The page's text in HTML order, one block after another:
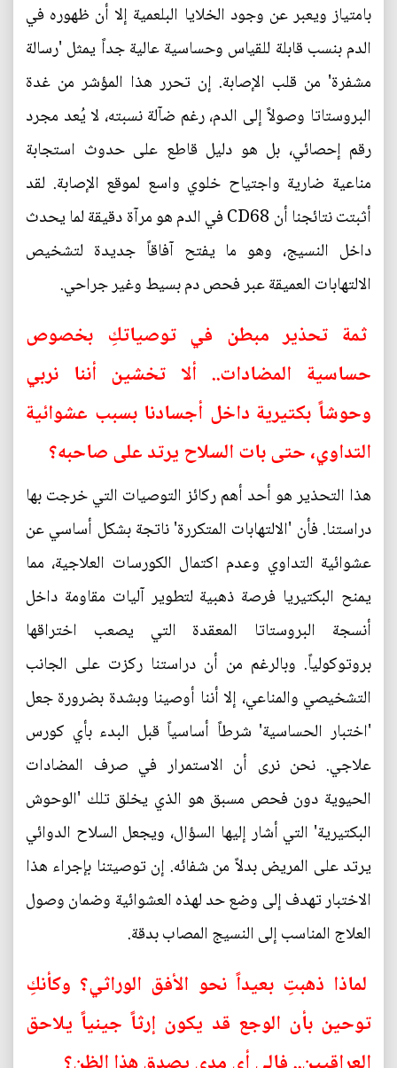
بامتياز ويعبر عن وجود الخلايا البلعمية إلا أن ظهوره في
الدم بنسب قابلة للقياس وحساسية عالية جداً يمثل 'رسالة
مشفرة' من قلب الإصابة. إن تحرر هذا المؤشر من غدة
البروستاتا وصولاً إلى الدم، رغم ضآلة نسبته، لا يُعد مجرد
رقم إحصائي، بل هو دليل قاطع على حدوث استجابة
مناعية ضارية واجتياح خلوي واسع لموقع الإصابة. لقد
أثبتت نتائجنا أن CD68 في الدم هو مرآة دقيقة لما يحدث
داخل النسيج، وهو ما يفتح آفاقاً جديدة لتشخيص
الالتهابات العميقة عبر فحص دم بسيط وغير جراحي.
ثمة تحذير مبطن في توصياتكِ بخصوص
حساسية المضادات.. ألا تخشين أننا نربي
وحوشاً بكتيرية داخل أجسادنا بسبب عشوائية
التداوي، حتى بات السلاح يرتد على صاحبه؟
هذا التحذير هو أحد أهم ركائز التوصيات التي خرجت بها
دراستنا. فأن 'الالتهابات المتكررة' ناتجة بشكل أساسي عن
عشوائية التداوي وعدم اكتمال الكورسات العلاجية، مما
يمنح البكتيريا فرصة ذهبية لتطوير آليات مقاومة داخل
أنسجة البروستاتا المعقدة التي يصعب اختراقها
بروتوكولياً. وبالرغم من أن دراستنا ركزت على الجانب
التشخيصي والمناعي، إلا أننا أوصينا وبشدة بضرورة جعل
'اختبار الحساسية' شرطاً أساسياً قبل البدء بأي كورس
علاجي. نحن نرى أن الاستمرار في صرف المضادات
الحيوية دون فحص مسبق هو الذي يخلق تلك 'الوحوش
البكتيرية' التي أشار إليها السؤال، ويجعل السلاح الدوائي
يرتد على المريض بدلاً من شفائه. إن توصيتنا بإجراء هذا
الاختبار تهدف إلى وضع حد لهذه العشوائية وضمان وصول
العلاج المناسب إلى النسيج المصاب بدقة.
لماذا ذهبتِ بعيداً نحو الأفق الوراثي؟ وكأنكِ
توحين بأن الوجع قد يكون إرثاً جينياً يلاحق